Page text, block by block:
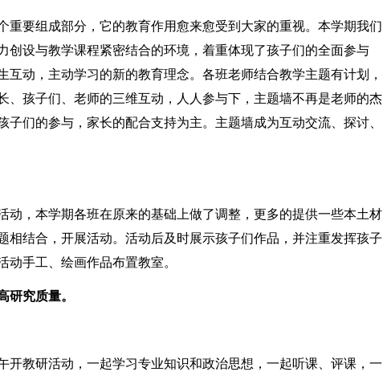
重要组成部分，它的教育作用愈来愈受到大家的重视。本学期我们
创设与教学课程紧密结合的环境，着重体现了孩子们的全面参与
互动，主动学习的新的教育理念。各班老师结合教学主题有计划，
、孩子们、老师的三维互动，人人参与下，主题墙不再是老师的杰
子们的参与，家长的配合支持为主。主题墙成为互动交流、探讨、
动，本学期各班在原来的基础上做了调整，更多的提供一些本土材
相结合，开展活动。活动后及时展示孩子们作品，并注重发挥孩子
动手工、绘画作品布置教室。
研究质量。
开教研活动，一起学习专业知识和政治思想，一起听课、评课，一